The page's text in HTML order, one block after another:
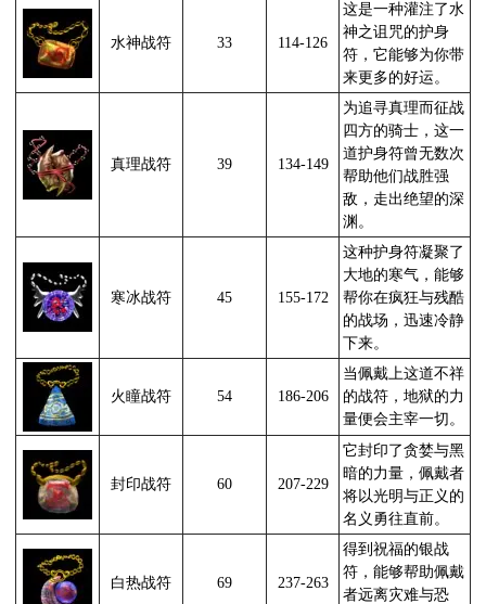
水神战符 33 114-126
这是一种灌注了水
神之诅咒的护身
符，它能够为你带
来更多的好运。
真理战符 39 134-149
为追寻真理而征战
四方的骑士，这一
道护身符曾无数次
帮助他们战胜强
敌，走出绝望的深
渊。
寒冰战符 45 155-172
这种护身符凝聚了
大地的寒气，能够
帮你在疯狂与残酷
的战场，迅速冷静
下来。
火瞳战符 54 186-206
当佩戴上这道不祥
的战符，地狱的力
量便会主宰一切。
封印战符 60 207-229
它封印了贪婪与黑
暗的力量，佩戴者
将以光明与正义的
名义勇往直前。
白热战符 69 237-263
得到祝福的银战
符，能够帮助佩戴
者远离灾难与恐